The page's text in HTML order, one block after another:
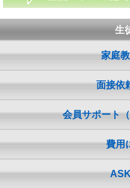
生
家庭
面接依
会員サポート
費用